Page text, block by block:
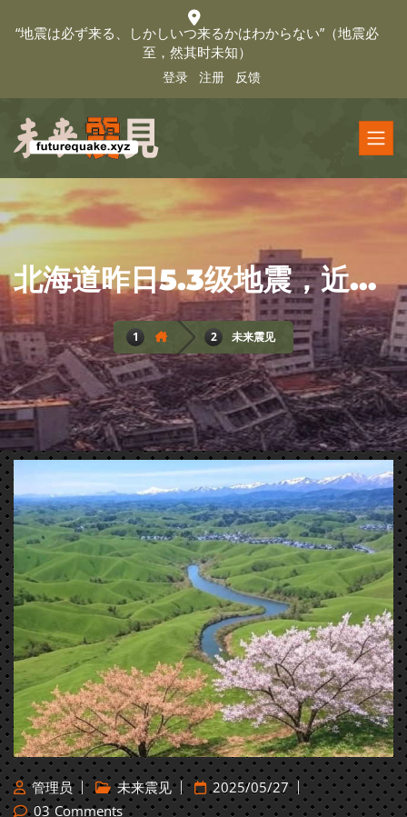
“地震は必ず来る、しかしいつ来るかはわからない”（地震必
至，然其时未知）
登录 注册 反馈
北海道昨日5.3级地震，近期需留意指数波动
未来震见
管理员 未来震见
2025/05/27
03 Comments